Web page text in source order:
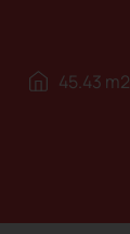
45.43 m2